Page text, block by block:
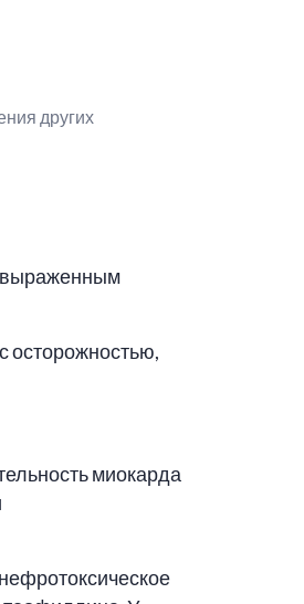
других
выраженным
осторожностью,
миокарда